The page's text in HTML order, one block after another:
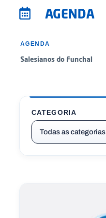
AGENDA
AGENDA
Salesianos do Funchal
CATEGORIA